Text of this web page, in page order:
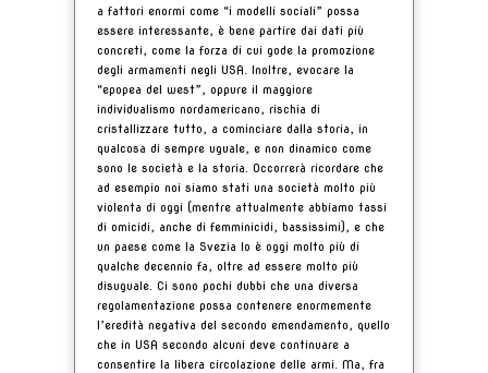
a fattori enormi come “i modelli sociali” possa
essere interessante, è bene partire dai dati più
concreti, come la forza di cui gode la promozione
degli armamenti negli USA. Inoltre, evocare la
“epopea del west”, oppure il maggiore
individualismo nordamericano, rischia di
cristallizzare tutto, a cominciare dalla storia, in
qualcosa di sempre uguale, e non dinamico come
sono le società e la storia. Occorrerà ricordare che
ad esempio noi siamo stati una società molto più
violenta di oggi (mentre attualmente abbiamo tassi
di omicidi, anche di femminicidi, bassissimi), e che
un paese come la Svezia lo è oggi molto più di
qualche decennio fa, oltre ad essere molto più
disuguale. Ci sono pochi dubbi che una diversa
regolamentazione possa contenere enormemente
l’eredità negativa del secondo emendamento, quello
che in USA secondo alcuni deve continuare a
consentire la libera circolazione delle armi. Ma, fra